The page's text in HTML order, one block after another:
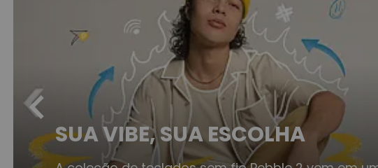
chevron_left